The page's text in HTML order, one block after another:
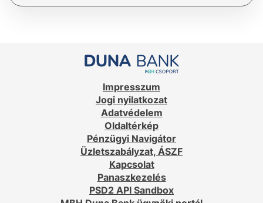
Impresszum
Jogi nyilatkozat
Adatvédelem
Oldaltérkép
Pénzügyi Navigátor
Üzletszabályzat, ÁSZF
Kapcsolat
Panaszkezelés
PSD2 API Sandbox